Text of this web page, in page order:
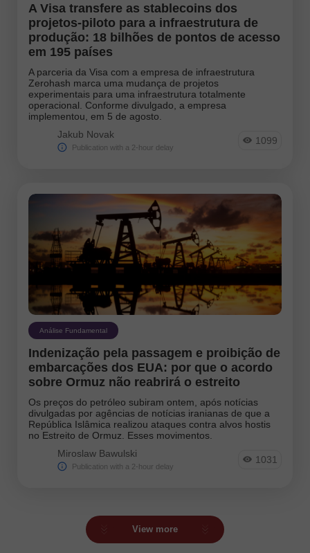
A Visa transfere as stablecoins dos
projetos-piloto para a infraestrutura de
produção: 18 bilhões de pontos de acesso
em 195 países
A parceria da Visa com a empresa de infraestrutura
Zerohash marca uma mudança de projetos
experimentais para uma infraestrutura totalmente
operacional. Conforme divulgado, a empresa
implementou, em 5 de agosto.
Jakub Novak
Publication with a 2-hour delay
1099
Análise Fundamental
Indenização pela passagem e proibição de
embarcações dos EUA: por que o acordo
sobre Ormuz não reabrirá o estreito
Os preços do petróleo subiram ontem, após notícias
divulgadas por agências de notícias iranianas de que a
República Islâmica realizou ataques contra alvos hostis
no Estreito de Ormuz. Esses movimentos.
Miroslaw Bawulski
Publication with a 2-hour delay
1031
View more